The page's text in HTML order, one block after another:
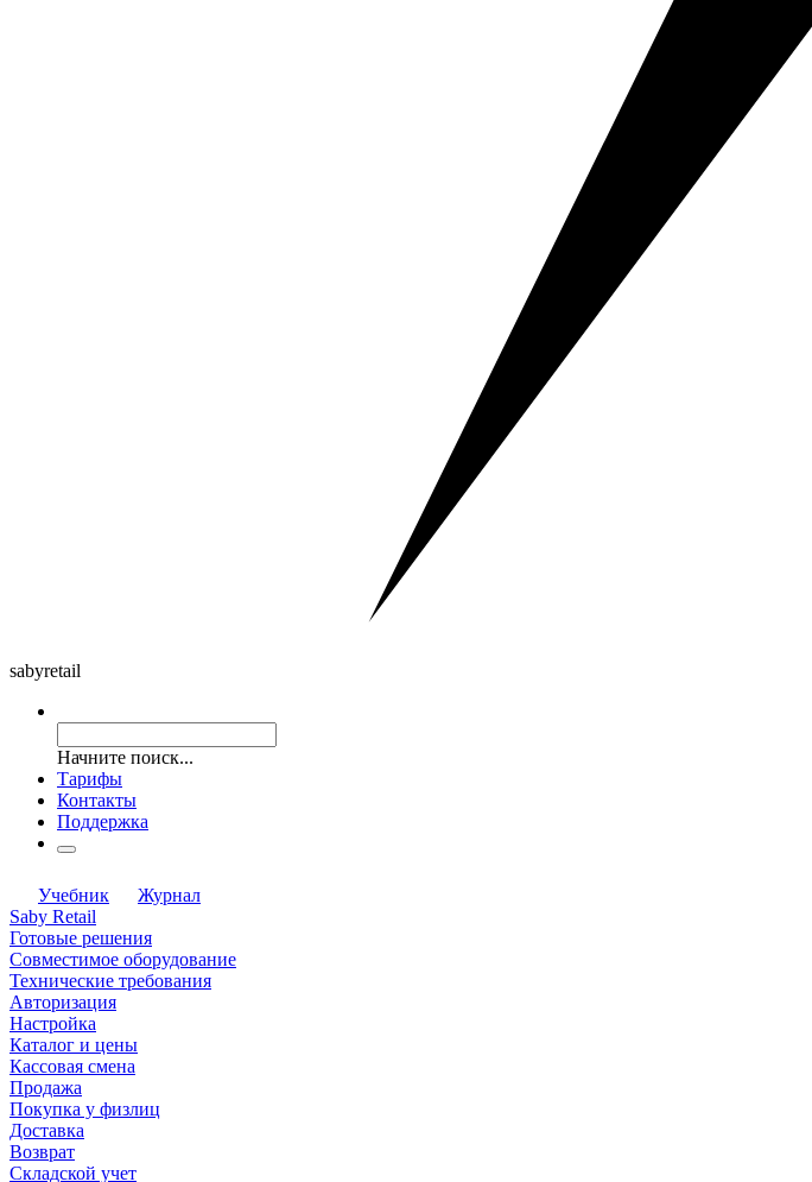
sabyretail
Начните поиск...
Тарифы
Контакты
Поддержка
Учебник
Журнал
Saby Retail
Готовые решения
Совместимое оборудование
Технические требования
Авторизация
Настройка
Каталог и цены
Кассовая смена
Продажа
Покупка у физлиц
Доставка
Возврат
Складской учет